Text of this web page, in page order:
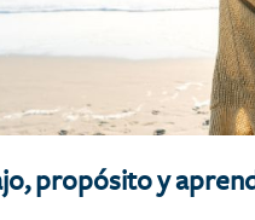
propósito y